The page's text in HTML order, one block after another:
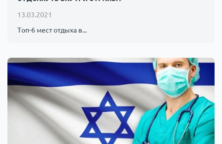
Происшествия
13.03.2021
Топ-6 мест отдыха в...